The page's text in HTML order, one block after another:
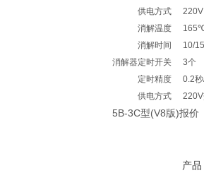
供电方式
220V
消解器
消解温度
消解时间
10/
定时开关
3个
定时精度
0.2
供电方式
5B-3C型(V8版)报价
产品